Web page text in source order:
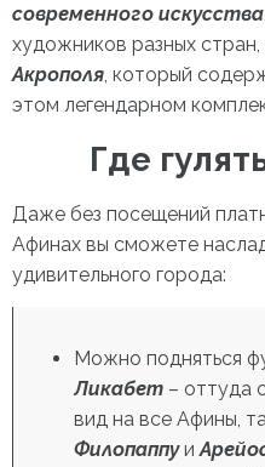
современного искусства
художников разных
Акрополя, который
этом легендарном
Где
Даже без посещений
Афинах вы сможете
удивительного города:
Можно подняться
Ликабет – оттуда
вид на все Афины,
Филопаппуи